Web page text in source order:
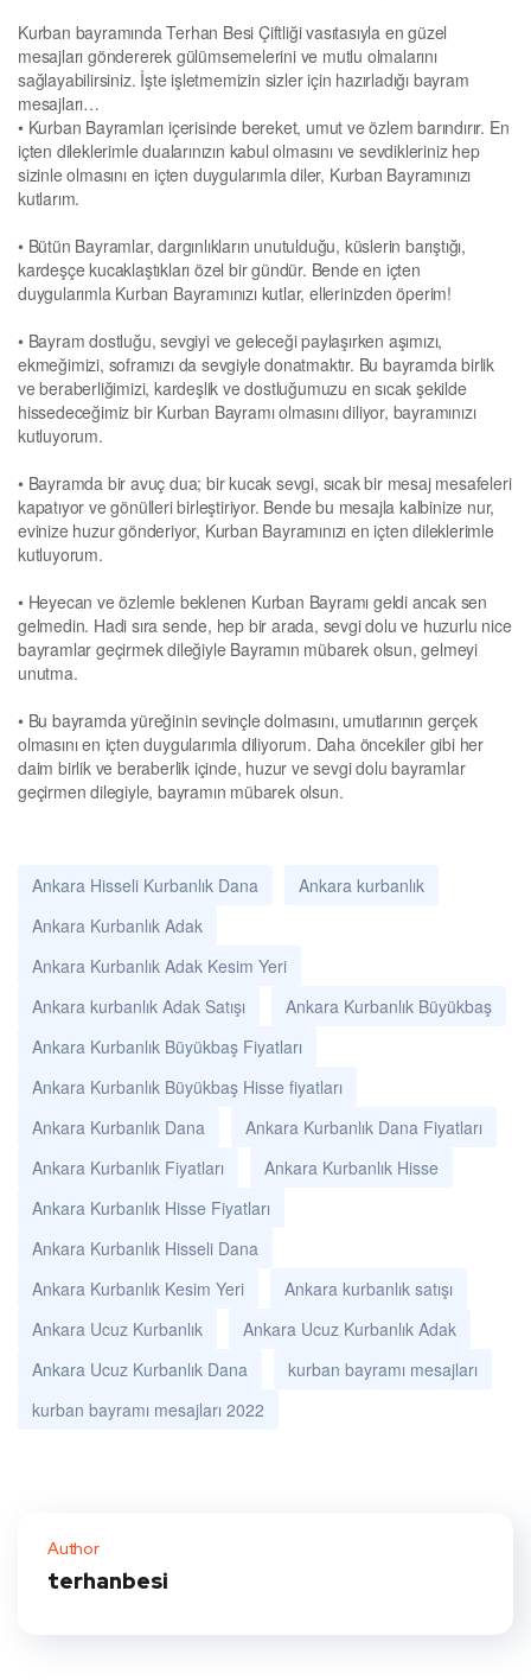
Kurban bayramında Terhan Besi Çiftliği vasıtasıyla en güzel
mesajları göndererek gülümsemelerini ve mutlu olmalarını
sağlayabilirsiniz. İşte işletmemizin sizler için hazırladığı bayram
mesajları…
• Kurban Bayramları içerisinde bereket, umut ve özlem barındırır. En
içten dileklerimle dualarınızın kabul olmasını ve sevdikleriniz hep
sizinle olmasını en içten duygularımla diler, Kurban Bayramınızı
kutlarım.
• Bütün Bayramlar, dargınlıkların unutulduğu, küslerin barıştığı,
kardeşçe kucaklaştıkları özel bir gündür. Bende en içten
duygularımla Kurban Bayramınızı kutlar, ellerinizden öperim!
• Bayram dostluğu, sevgiyi ve geleceği paylaşırken aşımızı,
ekmeğimizi, soframızı da sevgiyle donatmaktır. Bu bayramda birlik
ve beraberliğimizi, kardeşlik ve dostluğumuzu en sıcak şekilde
hissedeceğimiz bir Kurban Bayramı olmasını diliyor, bayramınızı
kutluyorum.
• Bayramda bir avuç dua; bir kucak sevgi, sıcak bir mesaj mesafeleri
kapatıyor ve gönülleri birleştiriyor. Bende bu mesajla kalbinize nur,
evinize huzur gönderiyor, Kurban Bayramınızı en içten dileklerimle
kutluyorum.
• Heyecan ve özlemle beklenen Kurban Bayramı geldi ancak sen
gelmedin. Hadi sıra sende, hep bir arada, sevgi dolu ve huzurlu nice
bayramlar geçirmek dileğiyle Bayramın mübarek olsun, gelmeyi
unutma.
• Bu bayramda yüreğinin sevinçle dolmasını, umutlarının gerçek
olmasını en içten duygularımla diliyorum. Daha öncekiler gibi her
daim birlik ve beraberlik içinde, huzur ve sevgi dolu bayramlar
geçirmen dilegiyle, bayramın mübarek olsun.
Ankara Hisseli Kurbanlık Dana
Ankara kurbanlık
Ankara Kurbanlık Adak
Ankara Kurbanlık Adak Kesim Yeri
Ankara kurbanlık Adak Satışı
Ankara Kurbanlık Büyükbaş
Ankara Kurbanlık Büyükbaş Fiyatları
Ankara Kurbanlık Büyükbaş Hisse fiyatları
Ankara Kurbanlık Dana
Ankara Kurbanlık Dana Fiyatları
Ankara Kurbanlık Fiyatları
Ankara Kurbanlık Hisse
Ankara Kurbanlık Hisse Fiyatları
Ankara Kurbanlık Hisseli Dana
Ankara Kurbanlık Kesim Yeri
Ankara kurbanlık satışı
Ankara Ucuz Kurbanlık
Ankara Ucuz Kurbanlık Adak
Ankara Ucuz Kurbanlık Dana
kurban bayramı mesajları
kurban bayramı mesajları 2022
Author
terhanbesi